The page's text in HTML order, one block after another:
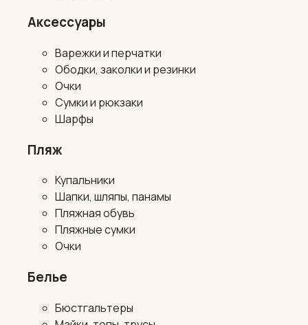
Аксессуары
Варежки и перчатки
Ободки, заколки и резинки
Очки
Сумки и рюкзаки
Шарфы
Пляж
Купальники
Шапки, шляпы, панамы
Пляжная обувь
Пляжные сумки
Очки
Белье
Бюстгальтеры